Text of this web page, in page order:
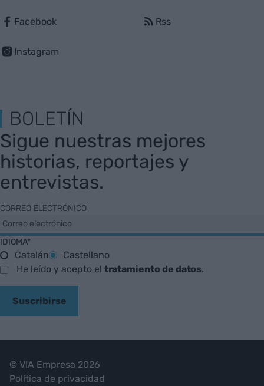
Facebook
Instagram
Rss
BOLETÍN
Sigue nuestras mejores
historias, reportajes y
entrevistas.
CORREO ELECTRÓNICO
IDIOMA*
Catalán
Castellano
He leído y acepto el tratamiento de datos.
Suscribirse
© VIA Empresa 2026
Política de privacidad